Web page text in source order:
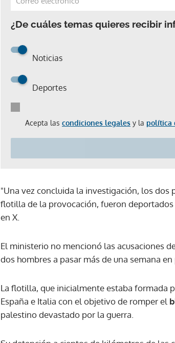
¿De cuáles temas quieres recibir
Noticias
Deportes
Acepta las condiciones legales y la política
"Una vez concluida la investigación, los dos
flotilla de la provocación, fueron
en X.
El ministerio no mencionó las acusaciones
dos hombres a pasar más de una semana en
La flotilla, que inicialmente estaba formada
España e Italia con el objetivo de romper el
palestino devastado por la guerra.